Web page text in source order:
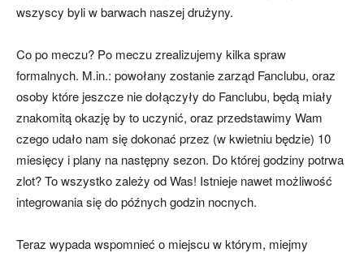
wszyscy byli w barwach naszej drużyny.
Co po meczu? Po meczu zrealizujemy kilka spraw
formalnych. M.in.: powołany zostanie zarząd Fanclubu, oraz
osoby które jeszcze nie dołączyły do Fanclubu, będą miały
znakomitą okazję by to uczynić, oraz przedstawimy Wam
czego udało nam się dokonać przez (w kwietniu będzie) 10
miesięcy i plany na następny sezon. Do której godziny potrwa
zlot? To wszystko zależy od Was! Istnieje nawet możliwość
integrowania się do późnych godzin nocnych.
Teraz wypada wspomnieć o miejscu w którym, miejmy